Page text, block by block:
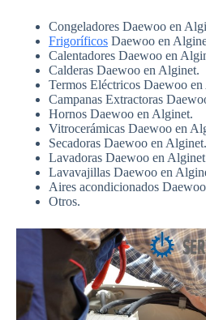
Congeladores Daewoo en
Frigoríficos Daewoo en
Calentadores Daewoo en
Calderas Daewoo en Alginet.
Termos Eléctricos Daewoo
Campanas Extractoras
Hornos Daewoo en Alginet.
Vitrocerámicas Daewoo en
Secadoras Daewoo en Alginet.
Lavadoras Daewoo en
Lavavajillas Daewoo en
Aires acondicionados
Otros.